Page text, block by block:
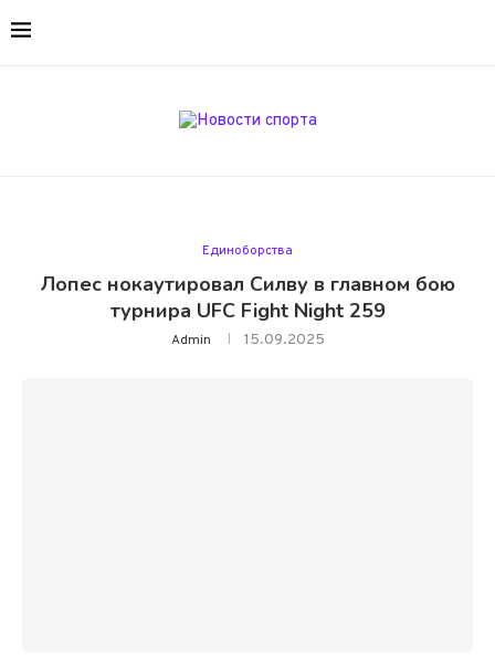
Единоборства
Лопес нокаутировал Силву в главном бою
турнира UFC Fight Night 259
Admin 15.09.2025